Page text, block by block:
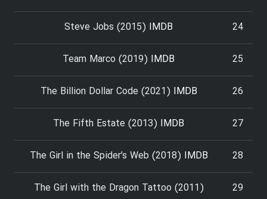
24
Steve Jobs (2015) IMDB
25
Team Marco (2019) IMDB
26
The Billion Dollar Code (2021) IMDB
27
The Fifth Estate (2013) IMDB
28
The Girl in the Spider’s Web (2018) IMDB
29
The Girl with the Dragon Tattoo (2011)